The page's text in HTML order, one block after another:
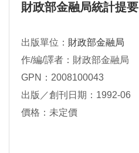
財政部金融局統計提要
出版單位： 財政部金融局
作/編/譯者：財政部金融局
GPN：2008100043
出版／創刊日期：1992-06
價格：未定價